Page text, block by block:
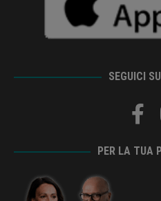
SEGUICI
PER LA TUA